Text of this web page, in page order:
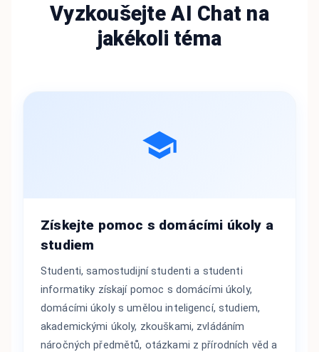
Vyzkoušejte AI Chat na
jakékoli téma
Získejte pomoc s domácími úkoly a
studiem
Studenti, samostudijní studenti a studenti
informatiky získají pomoc s domácími úkoly,
domácími úkoly s umělou inteligencí, studiem,
akademickými úkoly, zkouškami, zvládáním
náročných předmětů, otázkami z přírodních věd a